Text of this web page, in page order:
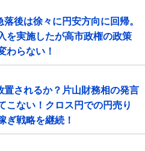
後は徐々に円安方向に回帰。
を実施したが高市政権の政策
わらない！
置されるか？片山財務相の発言
こない！クロス円での円売り
ぎ戦略を継続！